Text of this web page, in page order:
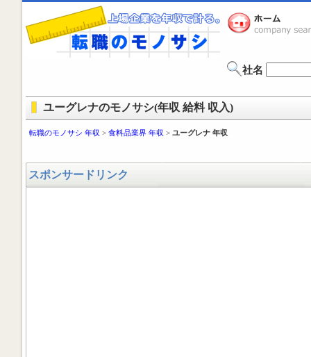
社名
ユーグレナのモノサシ(年収 給料 収入)
転職のモノサシ 年収 > 食料品業界 年収 > ユーグレナ 年収
スポンサードリンク